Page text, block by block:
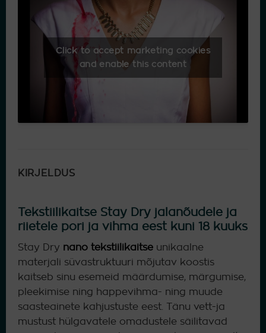
Click to accept marketing cookies
and enable this content
KIRJELDUS
Tekstiilikaitse Stay Dry jalanõudele ja
riietele pori ja vihma eest kuni 18 kuuks
Stay Dry nano tekstiilikaitseunikaalne
materjali süvastruktuuri mõjutav koostis
kaitseb sinu esemeid määrdumise, märgumise,
pleekimise ning happevihma- ning muude
saasteainete kahjustuste eest. Tänu vett-ja
mustust hülgavatele omadustele säilitavad